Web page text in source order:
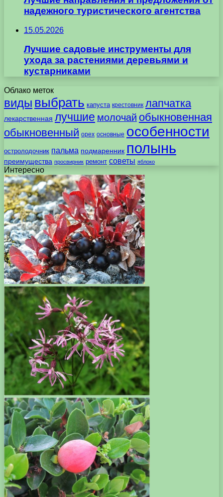
надежного туристического агентства
15.05.2026
Лучшие садовые инструменты для
ухода за растениями деревьями и
кустарниками
Облако меток
виды выбрать капуста крестовник лапчатка
лекарственная лучшие молочай обыкновенная
обыкновенный орех основные особенности
остролодочник пальма подмаренник полынь
преимущества просвирник ремонт советы яблоко
Интересно